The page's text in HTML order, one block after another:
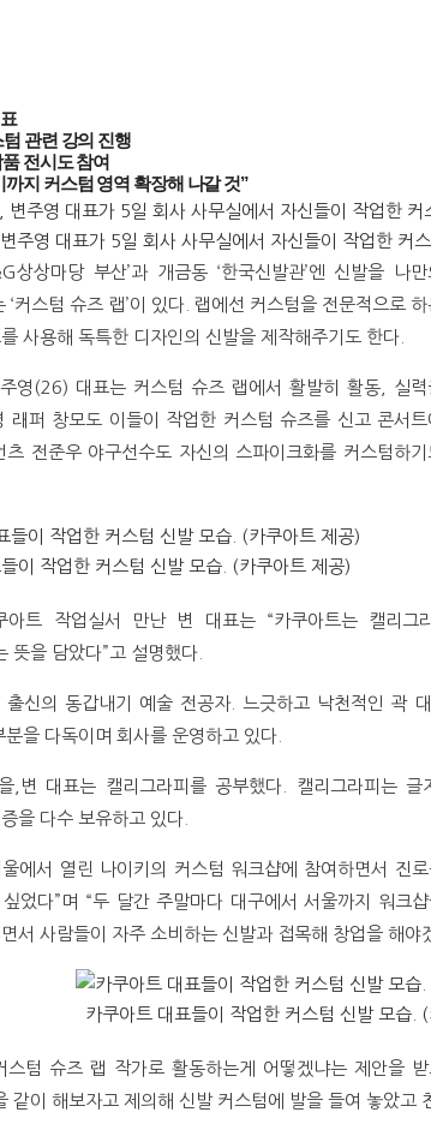
관련 강의 진행
전시도 참여
까지 커스텀 영역 확장해 나갈 것”
주영 대표가 5일 회사 사무실에서 자신들이 작업한 커
상상마당 부산’과 개금동 ‘한국신발관’엔 신발을 나만
‘커스텀 슈즈 랩’이 있다. 랩에선 커스텀을 전문적으로 하
사용해 독특한 디자인의 신발을 제작해주기도 한다.
영(26) 대표는 커스텀 슈즈 랩에서 활발히 활동, 실력
래퍼 창모도 이들이 작업한 커스텀 슈즈를 신고 콘서트
전준우 야구선수도 자신의 스파이크화를 커스텀하기
이 작업한 커스텀 신발 모습. (카쿠아트 제공)
트 작업실서 만난 변 대표는 “카쿠아트는 캘리
뜻을 담았다”고 설명했다.
신의 동갑내기 예술 전공자. 느긋하고 낙천적인 곽
을 다독이며 회사를 운영하고 있다.
,변 대표는 캘리그라피를 공부했다. 캘리그라피는
을 다수 보유하고 있다.
에서 열린 나이키의 커스텀 워크샵에 참여하면서 진
었다”며 “두 달간 주말마다 대구에서 서울까지 워크
서 사람들이 자주 소비하는 신발과 접목해 창업을 해야
카쿠아트 대표들이 작업한 커스텀 신발 모습.
스텀 슈즈 랩 작가로 활동하는게 어떻겠냐는 제안을
같이 해보자고 제의해 신발 커스텀에 발을 들여 놓았고